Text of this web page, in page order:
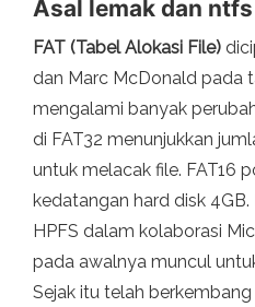
Asal lemak dan ntfs
FAT (Tabel Alokasi File)
dan Marc McDonald pada
mengalami banyak
di FAT32 menunjukkan
untuk melacak file. FAT16
kedatangan hard disk 4GB.
HPFS dalam kolaborasi
pada awalnya muncul
Sejak itu telah